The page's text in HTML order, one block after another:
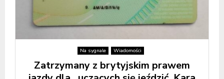
Na sygnale Wiadomości
Zatrzymany z brytyjskim prawem